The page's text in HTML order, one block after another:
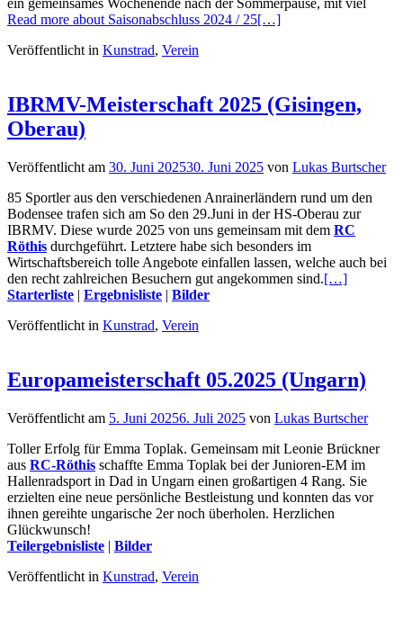
ein gemeinsames Wochenende nach der Sommerpause, mit viel
Read more about Saisonabschluss 2024 / 25[…]
Veröffentlicht in Kunstrad, Verein
IBRMV-Meisterschaft 2025 (Gisingen,
Oberau)
Veröffentlicht am 30. Juni 202530. Juni 2025 von Lukas Burtscher
85 Sportler aus den verschiedenen Anrainerländern rund um den
Bodensee trafen sich am So den 29.Juni in der HS-Oberau zur
IBRMV. Diese wurde 2025 von uns gemeinsam mit dem RC
Röthis durchgeführt. Letztere habe sich besonders im
Wirtschaftsbereich tolle Angebote einfallen lassen, welche auch bei
den recht zahlreichen Besuchern gut angekommen sind.[…]
Starterliste | Ergebnisliste | Bilder
Veröffentlicht in Kunstrad, Verein
Europameisterschaft 05.2025 (Ungarn)
Veröffentlicht am 5. Juni 20256. Juli 2025 von Lukas Burtscher
Toller Erfolg für Emma Toplak. Gemeinsam mit Leonie Brückner
aus RC-Röthis schaffte Emma Toplak bei der Junioren-EM im
Hallenradsport in Dad in Ungarn einen großartigen 4 Rang. Sie
erzielten eine neue persönliche Bestleistung und konnten das vor
ihnen gereihte ungarische 2er noch überholen. Herzlichen
Glückwunsch!
Teilergebnisliste | Bilder
Veröffentlicht in Kunstrad, Verein